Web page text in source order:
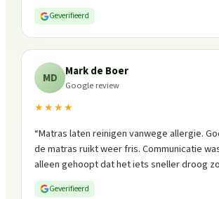
Geverifieerd
MD Mark de Boer
Google review
★★★★
“Matras laten reinigen vanwege allergie.
de matras ruikt weer fris. Communicatie
alleen gehoopt dat het iets sneller droog
Geverifieerd